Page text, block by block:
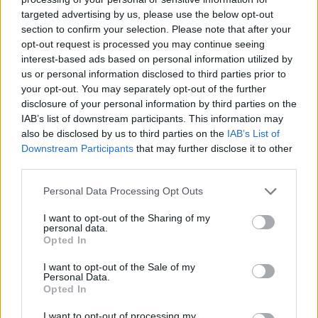
targeted advertising by us, please use the below opt-out
section to confirm your selection. Please note that after your
opt-out request is processed you may continue seeing
interest-based ads based on personal information utilized by
us or personal information disclosed to third parties prior to
your opt-out. You may separately opt-out of the further
disclosure of your personal information by third parties on the
IAB’s list of downstream participants. This information may
also be disclosed by us to third parties on the IAB’s List of
Downstream Participants that may further disclose it to other
Personal Data Processing Opt Outs
I want to opt-out of the Sharing of my
personal data.
Opted In
I want to opt-out of the Sale of my
Personal Data.
Opted In
I want to opt-out of processing my
μέσο Ebitda κατά τη συνολική διάρκεια της
συγκεκριμένης παραχώρησης διαμορφώνεται σε 260
εκατ. ευρώ.
Σε επίπεδο Ομίλου, το
προσαρμοσμένο Ebitda υπολογίζεται σε 434 εκατ. ευρώ
για το σύνολο της χρήσης του 2024 και αναμένεται να
αυξηθεί στα 612 εκατ. ευρώ το 2025.
Η AXIA εκτιμά τα καθαρά κέρδη σε 721 εκατ. ευρώ για το
πώληση της ΤΕΡΝΑ ΕΝΕΡΓΕΙΑΚΗ. Επίσης, κατά τη
χρηματιστηριακή, τα Καθαρά κέρδη προβλέπεται ότι θα
εμφανίσουν ρυθμό ανάπτυξης 13,6% κατά την περίοδο
2024-28 (εξαιρουμένων των «one-off» κερδών από την